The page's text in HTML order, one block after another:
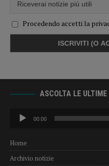
Procedendo accetti la
ASCOLTA LE
Audio
Player
00:00
Home
Archivio notizie